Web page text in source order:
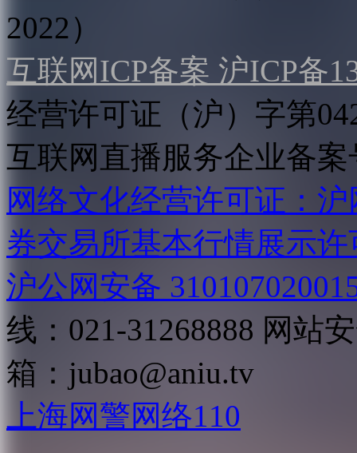
2022）
互联网ICP备案 沪ICP备
经营许可证（沪）字第
互联网直播服务企业备案
网络文化经营许可证：
券交易所基本行情展示许
沪公网安备
线：021-31268888 网站
箱： jubao@aniu.tv
上海网警网络110